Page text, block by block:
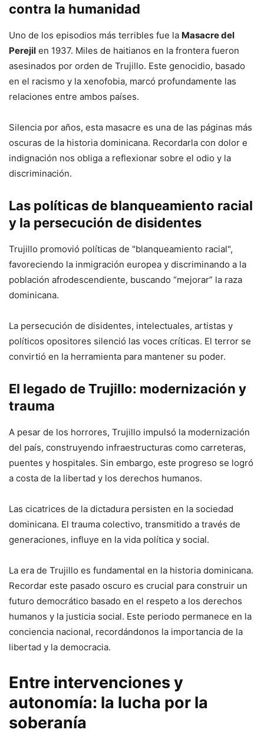
contra la humanidad
Uno de los episodios más terribles fue la Masacre del
Perejil en 1937. Miles de haitianos en la frontera fueron
asesinados por orden de Trujillo. Este genocidio, basado
en el racismo y la xenofobia, marcó profundamente las
relaciones entre ambos países.
Silencia por años, esta masacre es una de las páginas más
oscuras de la historia dominicana. Recordarla con dolor e
indignación nos obliga a reflexionar sobre el odio y la
discriminación.
Las políticas de blanqueamiento racial
y la persecución de disidentes
Trujillo promovió políticas de "blanqueamiento racial",
favoreciendo la inmigración europea y discriminando a la
población afrodescendiente, buscando “mejorar” la raza
dominicana.
La persecución de disidentes, intelectuales, artistas y
políticos opositores silenció las voces críticas. El terror se
convirtió en la herramienta para mantener su poder.
El legado de Trujillo: modernización y
trauma
A pesar de los horrores, Trujillo impulsó la modernización
del país, construyendo infraestructuras como carreteras,
puentes y hospitales. Sin embargo, este progreso se logró
a costa de la libertad y los derechos humanos.
Las cicatrices de la dictadura persisten en la sociedad
dominicana. El trauma colectivo, transmitido a través de
generaciones, influye en la vida política y social.
La era de Trujillo es fundamental en la historia dominicana.
Recordar este pasado oscuro es crucial para construir un
futuro democrático basado en el respeto a los derechos
humanos y la justicia social. Este periodo permanece en la
conciencia nacional, recordándonos la importancia de la
libertad y la democracia.
Entre intervenciones y
autonomía: la lucha por la
soberanía